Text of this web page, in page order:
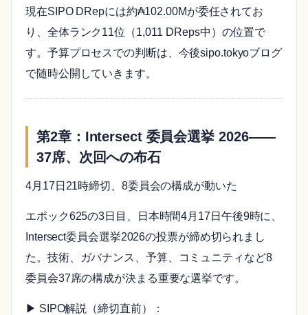
現在SIPO DRepには約₳102.00Mが委任されてお
り、全体ランク11位（1,011 DReps中）の位置で
す。予算プロセスでの判断は、今後sipo.tokyoブログ
で随時公開していきます。
第2章：Intersect 委員会選挙 2026——
37席、次回への布石
4月17日21時締切、8委員会の構成が動いた
エポック625の3日目、日本時間4月17日午後9時に、
Intersect委員会選挙2026の投票が締め切られまし
た。技術、ガバナンス、予算、コミュニティなど8
委員会37席の構成が決まる重要な選挙です。
▶ SIPO解説（締切直前）：